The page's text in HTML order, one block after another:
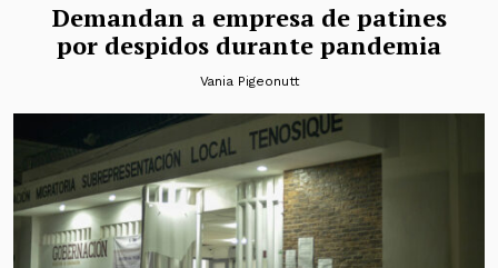
Demandan a empresa de patines
por despidos durante pandemia
Vania Pigeonutt